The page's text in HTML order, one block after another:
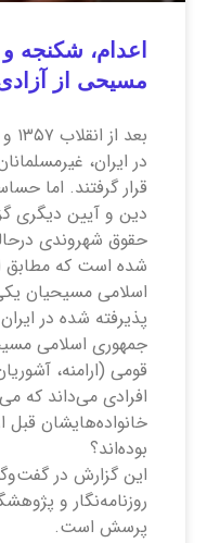
اعدام، شکنجه
مسیحی از
در ایران،
قرار گرفتند. اما
دین و آیین دیگری
حقوق شهروندی
اسلامی مسیحیان
پذیرفته شده در
جمهوری اسلامی
قومی (ارامنه،
افرادی می‌داند که
بوده‌اند؟
این گزارش در
روزنامه‌نگار و
پرسش است.